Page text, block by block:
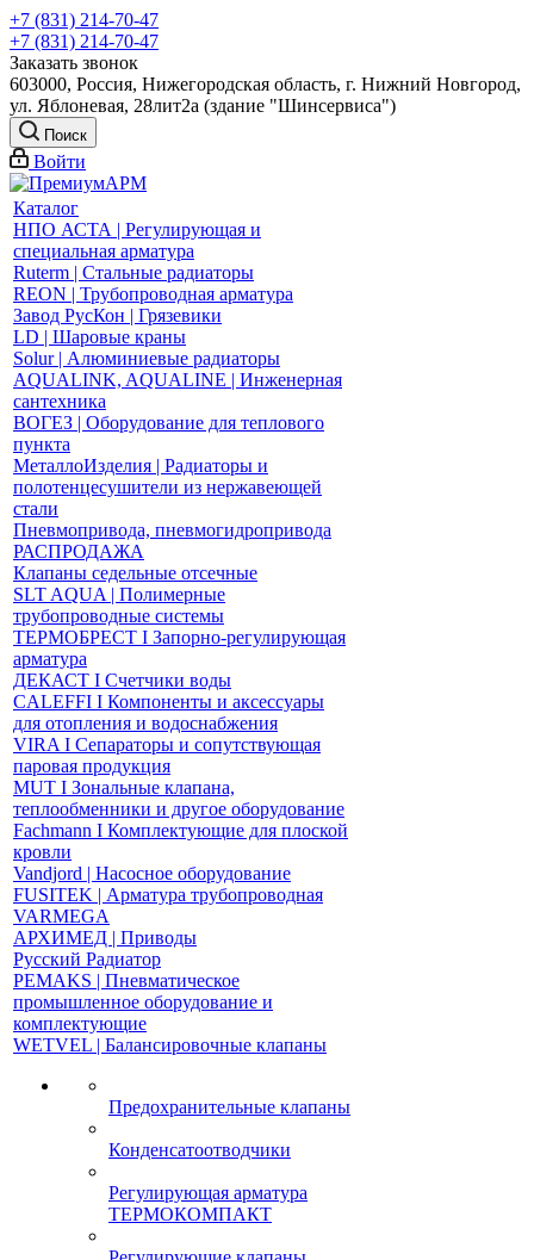
+7 (831) 214-70-47
+7 (831) 214-70-47
Заказать звонок
603000, Россия, Нижегородская область, г. Нижний Новгород,
ул. Яблоневая, 28лит2а (здание "Шинсервиса")
Поиск
Войти
Каталог
НПО АСТА | Регулирующая и
специальная арматура
Ruterm | Стальные радиаторы
REON | Трубопроводная арматура
Завод РусКон | Грязевики
LD | Шаровые краны
Solur | Алюминиевые радиаторы
AQUALINK, AQUALINE | Инженерная
сантехника
ВОГЕЗ | Оборудование для теплового
пункта
МеталлоИзделия | Радиаторы и
полотенцесушители из нержавеющей
стали
Пневмопривода, пневмогидропривода
РАСПРОДАЖА
Клапаны седельные отсечные
SLT AQUA | Полимерные
трубопроводные системы
ТЕРМОБРЕСТ І Запорно-регулирующая
арматура
ДЕКАСТ І Счетчики воды
CALEFFI І Компоненты и аксессуары
для отопления и водоснабжения
VIRA І Сепараторы и сопутствующая
паровая продукция
MUT І Зональные клапана,
теплообменники и другое оборудование
Fachmann І Комплектующие для плоской
кровли
Vandjord | Насосное оборудование
FUSITEK | Арматура трубопроводная
VARMEGA
АРХИМЕД | Приводы
Русский Радиатор
PEMAKS | Пневматическое
промышленное оборудование и
комплектующие
WETVEL | Балансировочные клапаны
Предохранительные клапаны
Конденсатоотводчики
Регулирующая арматура
ТЕРМОКОМПАКТ